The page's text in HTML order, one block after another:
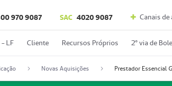
970 9087 SAC 4020 9087 Canais
- LF Cliente Recursos Próprios 2º via de
Novas Aquisições